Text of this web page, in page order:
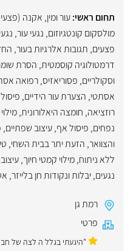
תחום ראשי:עור ומין, אקנה
מולסקום קונטגיוזום, נגעי עור,
פצעים, תגובות אלרגיות בעור,
דרמטולוגיה קוסמטית, הסרת
וסקולריים, פסוריאזיס,רפואה
אסתטי, הצערת עור הידיים,
רוזציאה, חומצה היאלורונית,
נפחים, פיסול אף,עיצוב שפתיים,
והצוואר, הזעת יתר בבית השחי,
ללא ניתוח,מילוי קמטי חיוך,
נגעים, יבלות ונקודות חן בלייזר,
רמת גן
פרטי
"היגעתי בגלל ה לצה של